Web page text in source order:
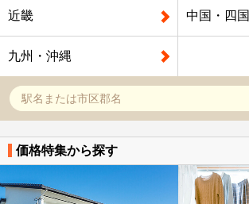
近畿 中国・四国
九州・沖縄
価格特集から探す